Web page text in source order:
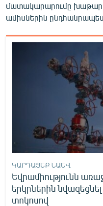
English
«Ազատության» բոլոր
մատակարարումը
ամիսներին
ԿԱՐԴԱՑԵՔ ՆԱԵՎ
Եվրամիությունն
երկրներին
տոկոսով